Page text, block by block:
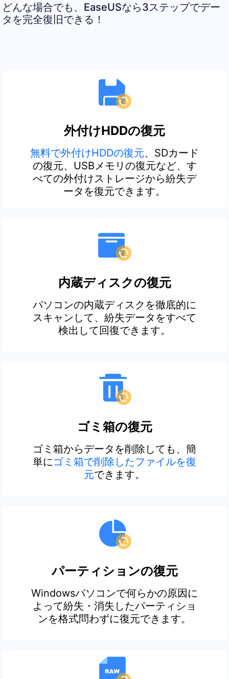
どんな場合でも、EaseUSなら3ステップでデー
タを完全復旧できる！
外付けHDDの復元
無料で外付けHDDの復元、SDカード
の復元、USBメモリの復元など、す
べての外付けストレージから紛失デ
ータを復元できます。
内蔵ディスクの復元
パソコンの内蔵ディスクを徹底的に
スキャンして、紛失データをすべて
検出して回復できます。
ゴミ箱の復元
ゴミ箱からデータを削除しても、簡
単にゴミ箱で削除したファイルを復
元できます。
パーティションの復元
Windowsパソコンで何らかの原因に
よって紛失・消失したパーティショ
ンを格式問わずに復元できます。